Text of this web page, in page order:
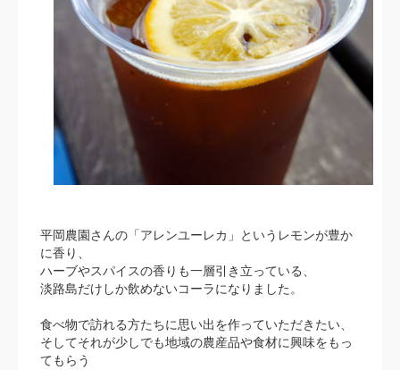
平岡農園さんの「アレンユーレカ」というレモンが豊か
に香り、
ハーブやスパイスの香りも一層引き立っている、
淡路島だけしか飲めないコーラになりました。
食べ物で訪れる方たちに思い出を作っていただきたい、
そしてそれが少しでも地域の農産品や食材に興味をもっ
てもらう